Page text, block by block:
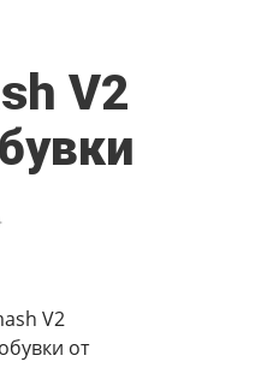
V2
V2
от